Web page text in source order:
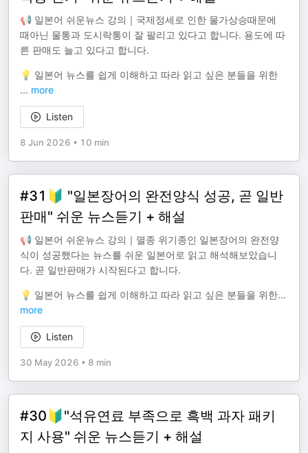
📢 일본어 쉬운뉴스 강의｜국제정세로 인한 물가상승때문에
때아닌 물통과 도시락통이 잘 팔리고 있다고 합니다. 용도에 따
른 판매도 늘고 있다고 합니다.
💡 일본어 뉴스를 쉽게 이해하고 따라 읽고 싶은 분들을 위한
... more
Listen
8 Jun 2026 • 10 min
#31🔰 "일본장어의 완전양식 성공, 곧 일반
판매" 쉬운 뉴스듣기 + 해설
📢 일본어 쉬운뉴스 강의｜멸종 위기종인 일본장어의 완전양
식이 성공했다는 뉴스를 쉬운 일본어로 읽고 해석해보았습니
다. 곧 일반판매가 시작된다고 합니다.
💡 일본어 뉴스를 쉽게 이해하고 따라 읽고 싶은 분들을 위한...
more
Listen
30 May 2026 • 8 min
#30🔰"석유연료 부족으로 흑백 과자 패키
지 사용" 쉬운 뉴스듣기 + 해설